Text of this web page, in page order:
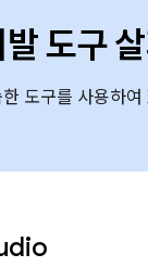
도구 살
도구를 사용하여